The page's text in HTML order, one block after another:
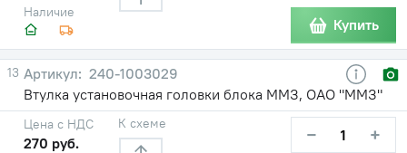
Наличие
Купить
13
240-1003029
Втулка установочная головки блока ММЗ, ОАО "ММЗ"
Цена с НДС
270 руб.
К схеме − +